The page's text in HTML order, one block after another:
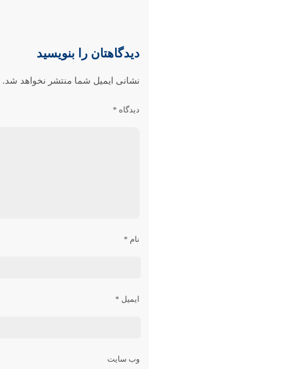
دیدگاهتان را بنویسید
نشانی ایمیل شما منتشر نخواهد شد.
دیدگاه *
نام *
ایمیل *
وب‌ سایت